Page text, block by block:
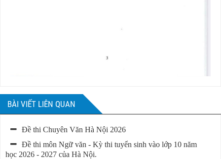
BÀI VIẾT LIÊN QUAN
Đề thi Chuyên Văn Hà Nội 2026
Đề thi môn Ngữ văn - Kỳ thi tuyển sinh vào lớp 10 năm
học 2026 - 2027 của Hà Nội.